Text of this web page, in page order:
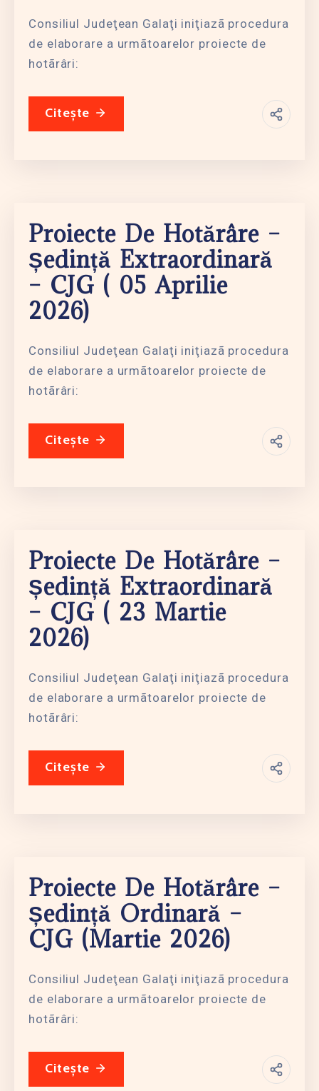
Consiliul Judeţean Galaţi iniţiazã procedura
de elaborare a urmãtoarelor proiecte de
hotãrâri:
Citește
Proiecte De Hotărâre –
Ședință Extraordinară
– CJG ( 05 Aprilie
2026)
Consiliul Judeţean Galaţi iniţiazã procedura
de elaborare a urmãtoarelor proiecte de
hotãrâri:
Citește
Proiecte De Hotărâre –
Ședință Extraordinară
– CJG ( 23 Martie
2026)
Consiliul Judeţean Galaţi iniţiazã procedura
de elaborare a urmãtoarelor proiecte de
hotãrâri:
Citește
Proiecte De Hotărâre –
Ședință Ordinară –
CJG (martie 2026)
Consiliul Judeţean Galaţi iniţiazã procedura
de elaborare a urmãtoarelor proiecte de
hotãrâri:
Citește